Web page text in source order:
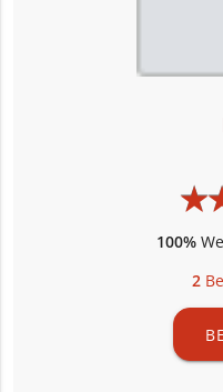
★
★
100%
2